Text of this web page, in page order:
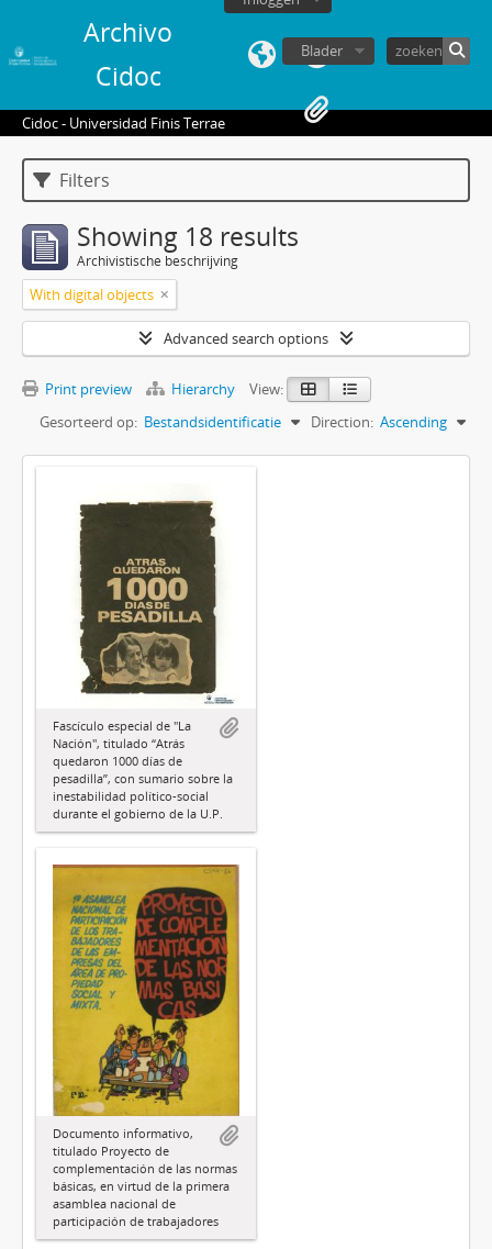
Archivo
Cidoc
Blader
Cidoc - Universidad Finis Terrae
Filters
Showing 18 results
Archivistische beschrijving
With digital objects
Advanced search options
Print preview Hierarchy
View:
Gesorteerd op: Bestandsidentificatie Direction: Ascending
Fascículo especial de "La
Nación", titulado “Atrás
quedaron 1000 días de
pesadilla”, con sumario sobre la
inestabilidad político-social
durante el gobierno de la U.P.
Documento informativo,
titulado Proyecto de
complementación de las normas
básicas, en virtud de la primera
asamblea nacional de
participación de trabajadores